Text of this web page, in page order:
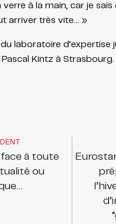
à la main, car je sais
arriver très vite… »
laboratoire d’expertise
Kintz à Strasbourg.
face à toute
ou